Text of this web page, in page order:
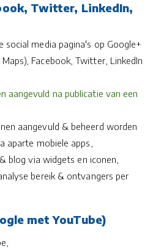
Twitter, LinkedIn,
social media pagina's op Google+
Facebook, Twitter, LinkedIn
aangevuld na publicatie van een
aangevuld & beheerd worden
aparte mobiele apps,
blog via widgets en iconen,
bereik & ontvangers per
met YouTube)